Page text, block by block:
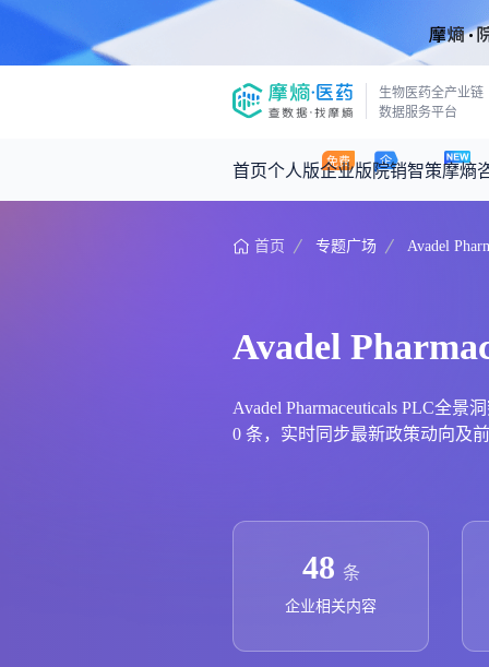
生物医药全产业链
数据服务平台
首页个人版企业版院销智策摩熵
咨询服务
产品立项评估及管线规划
投资决策与交易估值
摩熵原创
深度分析
投融资
时讯
数据中心
基于市场数据，为您提供全面的市场
政策法规
药品生产企业
王中健
首页 专题广场 Avadel
Avadel
Avadel Pharmaceuticals PLC全
0 条，实时同步最新政策动向及前
48 条
企业相关内容